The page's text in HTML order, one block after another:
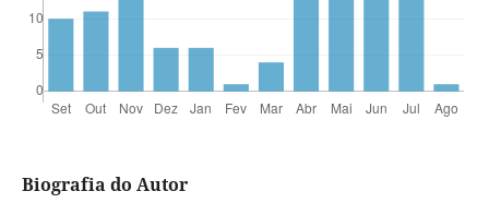
Biografia do Autor